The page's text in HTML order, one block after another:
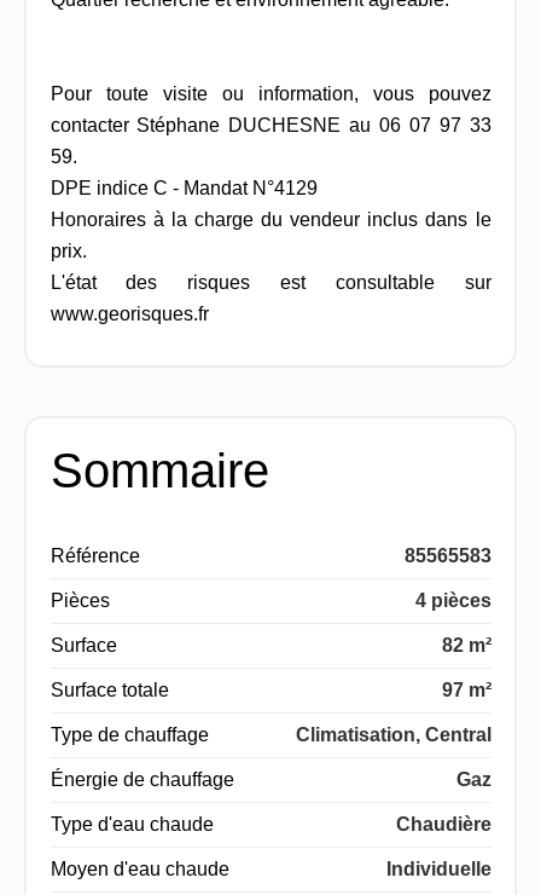
Pour toute visite ou information, vous pouvez
contacter Stéphane DUCHESNE au 06 07 97 33
59.
DPE indice C - Mandat N°4129
Honoraires à la charge du vendeur inclus dans le
prix.
L'état des risques est consultable sur
www.georisques.fr
Sommaire
Référence 85565583
Pièces 4 pièces
Surface 82 m²
Surface totale 97 m²
Type de chauffage Climatisation, Central
Énergie de chauffage Gaz
Type d'eau chaude Chaudière
Moyen d'eau chaude Individuelle